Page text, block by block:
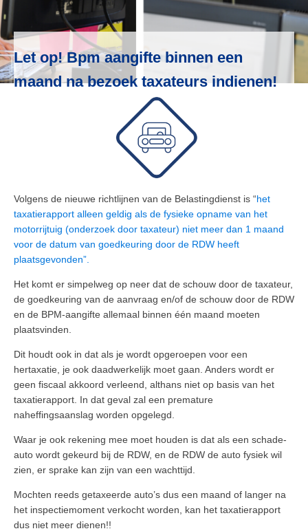
Let op! Bpm aangifte binnen een
maand na bezoek taxateurs indienen!
Volgens de nieuwe richtlijnen van de Belastingdienst is “het
taxatierapport alleen geldig als de fysieke opname van het
motorrijtuig (onderzoek door taxateur) niet meer dan 1 maand
voor de datum van goedkeuring door de RDW heeft
plaatsgevonden”.
Het komt er simpelweg op neer dat de schouw door de taxateur,
de goedkeuring van de aanvraag en/of de schouw door de RDW
en de BPM-aangifte allemaal binnen één maand moeten
plaatsvinden.
Dit houdt ook in dat als je wordt opgeroepen voor een
hertaxatie, je ook daadwerkelijk moet gaan. Anders wordt er
geen fiscaal akkoord verleend, althans niet op basis van het
taxatierapport. In dat geval zal een premature
naheffingsaanslag worden opgelegd.
Waar je ook rekening mee moet houden is dat als een schade-
auto wordt gekeurd bij de RDW, en de RDW de auto fysiek wil
zien, er sprake kan zijn van een wachttijd.
Mochten reeds getaxeerde auto’s dus een maand of langer na
het inspectiemoment verkocht worden, kan het taxatierapport
dus niet meer dienen!!